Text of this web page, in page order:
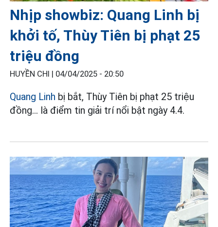
Nhịp showbiz: Quang Linh bị
khởi tố, Thùy Tiên bị phạt 25
triệu đồng
HUYỀN CHI | 04/04/2025 - 20:50
Quang Linh bị bắt, Thùy Tiên bị phạt 25 triệu
đồng... là điểm tin giải trí nổi bật ngày 4.4.